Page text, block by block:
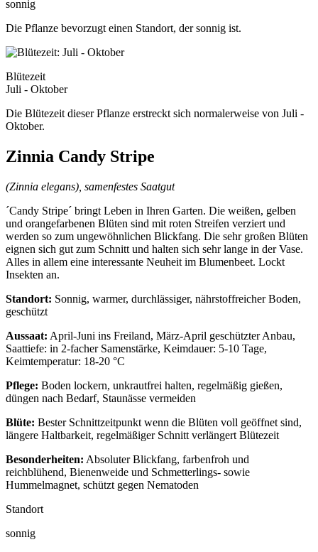
sonnig
Die Pflanze bevorzugt einen Standort, der sonnig ist.
Blütezeit
Juli - Oktober
Die Blütezeit dieser Pflanze erstreckt sich normalerweise von Juli -
Oktober.
Zinnia Candy Stripe
(Zinnia elegans), samenfestes Saatgut
´Candy Stripe´ bringt Leben in Ihren Garten. Die weißen, gelben
und orangefarbenen Blüten sind mit roten Streifen verziert und
werden so zum ungewöhnlichen Blickfang. Die sehr großen Blüten
eignen sich gut zum Schnitt und halten sich sehr lange in der Vase.
Alles in allem eine interessante Neuheit im Blumenbeet. Lockt
Insekten an.
Standort: Sonnig, warmer, durchlässiger, nährstoffreicher Boden,
geschützt
Aussaat: April-Juni ins Freiland, März-April geschützter Anbau,
Saattiefe: in 2-facher Samenstärke, Keimdauer: 5-10 Tage,
Keimtemperatur: 18-20 °C
Pflege: Boden lockern, unkrautfrei halten, regelmäßig gießen,
düngen nach Bedarf, Staunässe vermeiden
Blüte: Bester Schnittzeitpunkt wenn die Blüten voll geöffnet sind,
längere Haltbarkeit, regelmäßiger Schnitt verlängert Blütezeit
Besonderheiten: Absoluter Blickfang, farbenfroh und
reichblühend, Bienenweide und Schmetterlings- sowie
Hummelmagnet, schützt gegen Nematoden
Standort
sonnig